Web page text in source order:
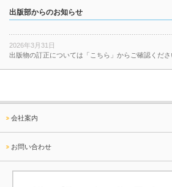
出版部からのお知らせ
2026年3月31日
出版物の訂正については「こちら」からご確認くださ
会社案内
お問い合わせ